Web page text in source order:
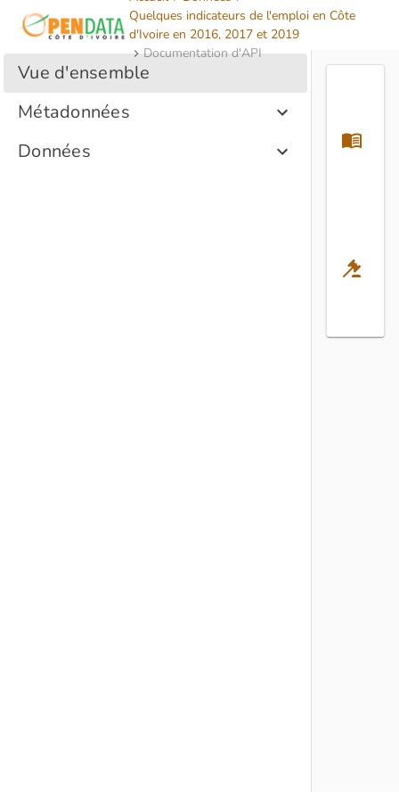
Quelques indicateurs de l'emploi en Côte
d'Ivoire en 2016, 2017 et 2019
Documentation d'API